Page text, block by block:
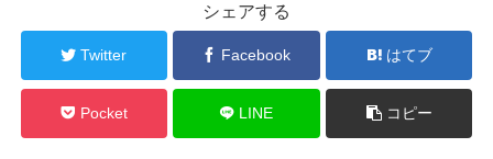
シェアする
Twitter Facebook はてブ
Pocket LINE コピー